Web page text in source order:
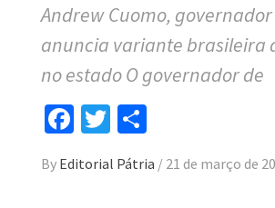
Andrew Cuomo, governador
anuncia variante brasileira
no estado O governador de
Facebook
Twitter
By Editorial Pátria / 21 de março de